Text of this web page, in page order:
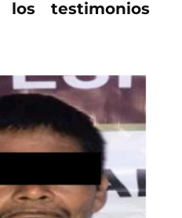
testimonios